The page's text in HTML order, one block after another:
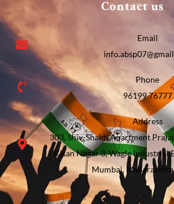
Contact us
Email
Phone
96199 76777
Address
303, Shiv-Shakti Apartment
Kisan Nagar 3, Wagle Industrial
Mumbai,